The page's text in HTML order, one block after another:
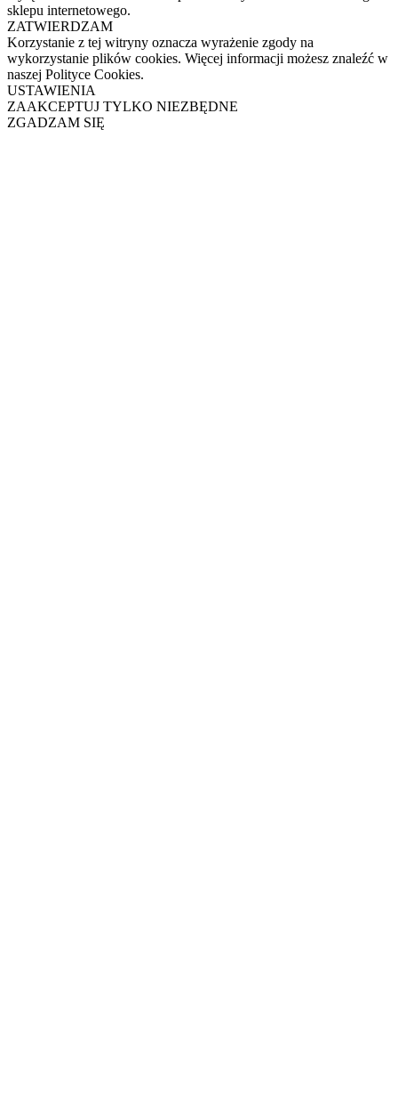
sklepu internetowego.
ZATWIERDZAM
Korzystanie z tej witryny oznacza wyrażenie zgody na
wykorzystanie plików cookies. Więcej informacji możesz znaleźć w
naszej Polityce Cookies.
USTAWIENIA
ZAAKCEPTUJ TYLKO NIEZBĘDNE
ZGADZAM SIĘ